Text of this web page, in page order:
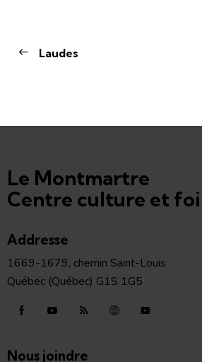
Laudes
Le Montmartre
Centre culture et foi
Addresse
1669-1679, chemin Saint-Louis
Québec (Québec) G1S 1G5
Nous joindre